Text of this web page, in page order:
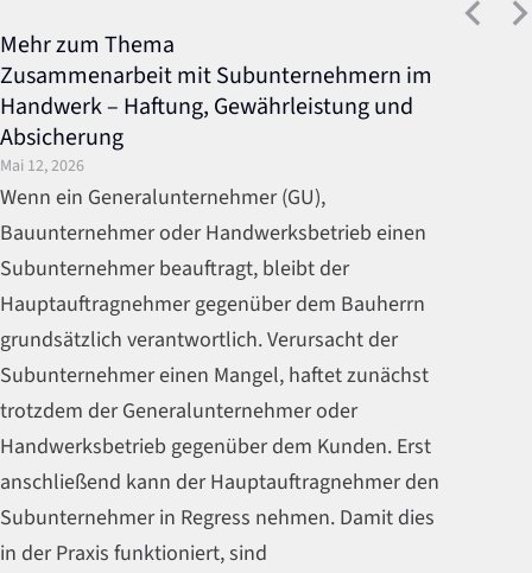
Mehr zum Thema
Zusammenarbeit mit Subunternehmern im
Handwerk – Haftung, Gewährleistung und
Absicherung
Mai 12, 2026
Wenn ein Generalunternehmer (GU),
Bauunternehmer oder Handwerksbetrieb einen
Subunternehmer beauftragt, bleibt der
Hauptauftragnehmer gegenüber dem Bauherrn
grundsätzlich verantwortlich. Verursacht der
Subunternehmer einen Mangel, haftet zunächst
trotzdem der Generalunternehmer oder
Handwerksbetrieb gegenüber dem Kunden. Erst
anschließend kann der Hauptauftragnehmer den
Subunternehmer in Regress nehmen. Damit dies
in der Praxis funktioniert, sind